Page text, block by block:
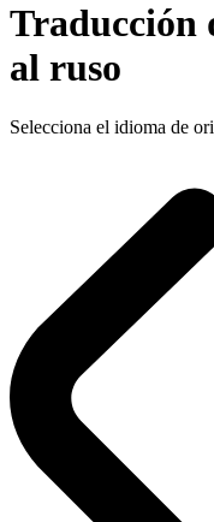
Traducción
al ruso
Selecciona el idioma de